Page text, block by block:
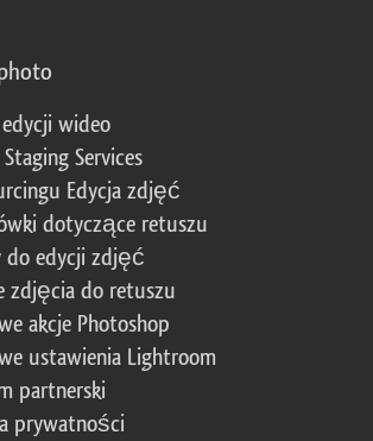
edycji wideo
Services
Edycja zdjęć
dotyczące retuszu
do edycji zdjęć
zdjęcia do retuszu
akcje Photoshop
ustawienia Lightroom
partnerski
prywatności